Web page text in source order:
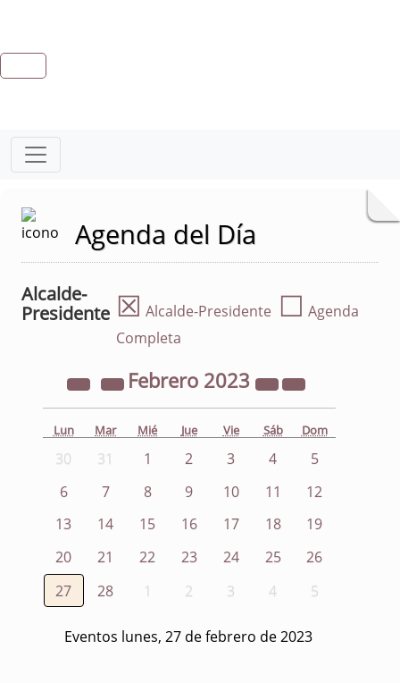
Agenda del Día
Alcalde-
Presidente ☒ Alcalde-Presidente ☐ Agenda
Completa
Febrero 2023
Lun Mar Mié Jue Vie Sáb Dom
30 31 1 2 3 4
5
6
7 8 9 10 11
12
13
14 15 16 17 18
19
20
21 22 23 24 25
26
27
28 1 2 3 4 5
Eventos lunes, 27 de febrero de 2023